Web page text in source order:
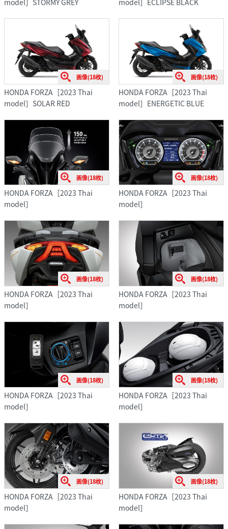
model］STORMY GREY
model］ECLIPSE BLACK
画像(18枚)
HONDA FORZA［2023 Thai
model］SOLAR RED
画像(18枚)
HONDA FORZA［2023 Thai
model］ENERGETIC BLUE
画像(18枚)
HONDA FORZA［2023 Thai
model］
画像(18枚)
HONDA FORZA［2023 Thai
model］
画像(18枚)
HONDA FORZA［2023 Thai
model］
画像(18枚)
HONDA FORZA［2023 Thai
model］
画像(18枚)
HONDA FORZA［2023 Thai
model］
画像(18枚)
HONDA FORZA［2023 Thai
model］
画像(18枚)
HONDA FORZA［2023 Thai
model］
画像(18枚)
HONDA FORZA［2023 Thai
model］